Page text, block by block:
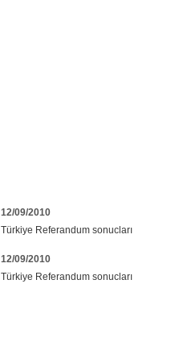
12/09/2010
Türkiye Referandum sonucları
12/09/2010
Türkiye Referandum sonucları